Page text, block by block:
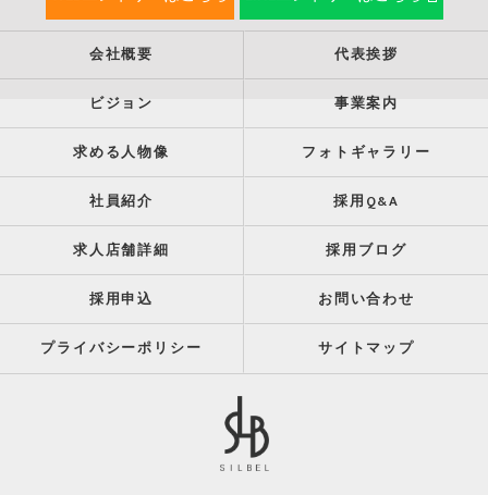
会社概要 代表挨拶
ビジョン 事業案内
求める人物像 フォトギャラリー
社員紹介 採用Q&A
求人店舗詳細 採用ブログ
採用申込 お問い合わせ
プライバシーポリシー サイトマップ